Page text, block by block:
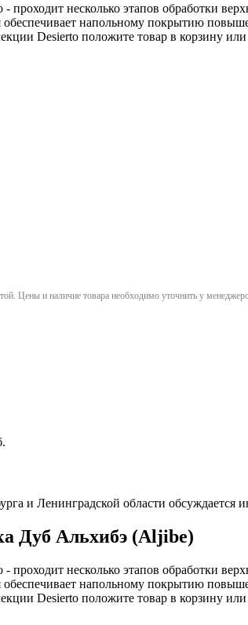
несколько этапов обработки
обеспечивает напольному покрытию
Desierto положите товар в корзину
Цены и наличие товара необходимо уточнить у
и Ленинградской области обсуждается
Дуб Альхибэ (Aljibe)
несколько этапов обработки
обеспечивает напольному покрытию
Desierto положите товар в корзину